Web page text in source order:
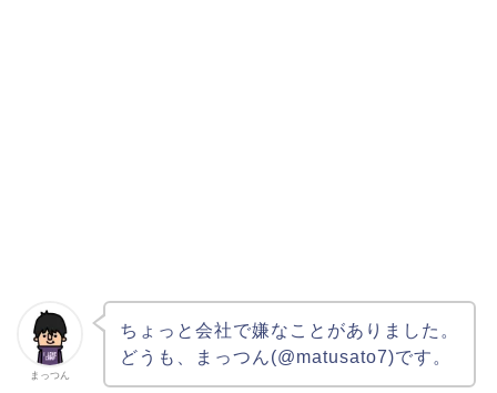
まっつん
ちょっと会社で嫌なことがありました。
どうも、まっつん(@matusato7)です。